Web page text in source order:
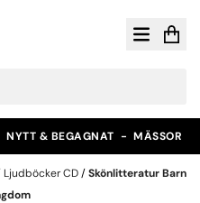
& BEGAGNAT -MÄSSOR
Ljudböcker CD/Skönlitteratur Barn